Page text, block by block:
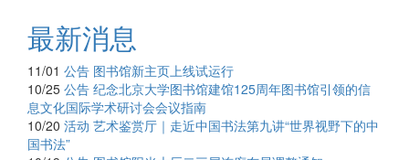
最新消息
11/01 公告 图书馆新主页上线试运行
10/25 公告 纪念北京大学图书馆建馆125周年图书馆引领的信
息文化国际学术研讨会会议指南
10/20 活动 艺术鉴赏厅｜走近中国书法第九讲“世界视野下的中
国书法”